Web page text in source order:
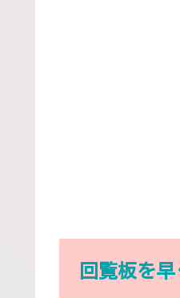
回覧板を